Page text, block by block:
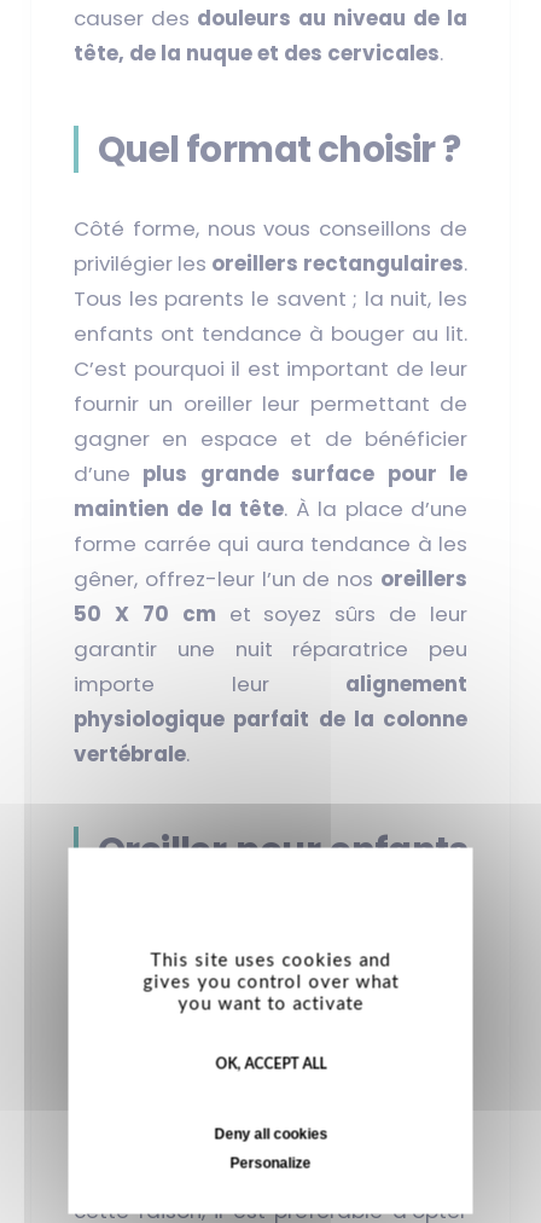
causer des douleurs au niveau de la
tête, de la nuque et des cervicales.
Quel format choisir ?
Côté forme, nous vous conseillons de
privilégier les oreillers rectangulaires.
Tous les parents le savent ; la nuit, les
enfants ont tendance à bouger au lit.
C’est pourquoi il est important de leur
fournir un oreiller leur permettant de
gagner en espace et de bénéficier
d’une plus grande surface pour le
maintien de la tête. À la place d’une
forme carrée qui aura tendance à les
gêner, offrez-leur l’un de nos oreillers
50 X 70 cm et soyez sûrs de leur
garantir une nuit réparatrice peu
importe leur alignement
physiologique parfait de la colonne
vertébrale.
Oreiller pour enfants
garnissage noble et
éco-responsable
Vous hésitez entre unoreiller naturel
que les enfants ont tendance à
beaucoup transpirer la nuit
cette raison, il est préférable d’opter
This site uses cookies and
gives you control over what
you want to activate
OK, ACCEPT ALL
Deny all cookies
Personalize